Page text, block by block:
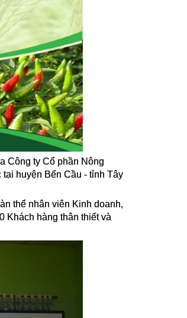
Công ty Cổ phần Nông
huyện Bến Cầu - tỉnh Tây
thể nhân viên Kinh doanh,
Khách hàng thân thiết và